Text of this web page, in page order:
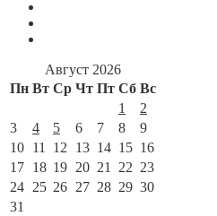
Август 2026
Пн Вт Ср Чт Пт Сб Вс
1
2
3
4 5 6 7 8
9
10 11 12 13 14 15 16
17 18 19 20 21 22 23
24 25 26 27 28 29 30
31